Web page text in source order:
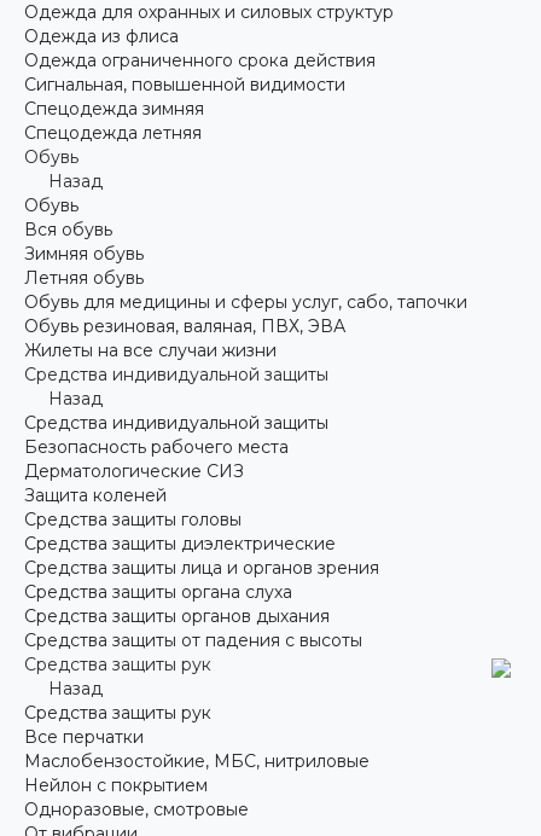
Одежда для охранных и силовых структур
Одежда из флиса
Одежда ограниченного срока действия
Сигнальная, повышенной видимости
Спецодежда зимняя
Спецодежда летняя
Обувь
Назад
Обувь
Вся обувь
Зимняя обувь
Летняя обувь
Обувь для медицины и сферы услуг, сабо, тапочки
Обувь резиновая, валяная, ПВХ, ЭВА
Жилеты на все случаи жизни
Средства индивидуальной защиты
Назад
Средства индивидуальной защиты
Безопасность рабочего места
Дерматологические СИЗ
Защита коленей
Средства защиты головы
Средства защиты диэлектрические
Средства защиты лица и органов зрения
Средства защиты органа слуха
Средства защиты органов дыхания
Средства защиты от падения с высоты
Средства защиты рук
Назад
Средства защиты рук
Все перчатки
Маслобензостойкие, МБС, нитриловые
Нейлон с покрытием
Одноразовые, смотровые